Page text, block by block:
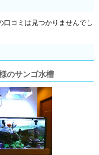
コミは見つかりませんでし
のサンゴ水槽